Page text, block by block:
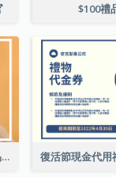
$100禮
橙色復活節兔子照片銷售禮品卡